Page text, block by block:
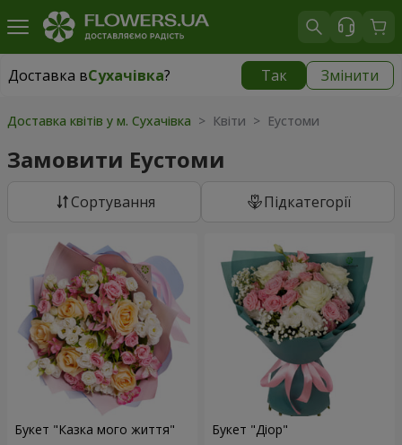
Доставка вСухачівка? Так Змінити
Доставка вСухачівка|
Доставка квітів у м. Сухачівка > Квіти > Еустоми
Замовити Еустоми
Сортування Підкатегорії
Букет "Казка мого життя" Букет "Діор"